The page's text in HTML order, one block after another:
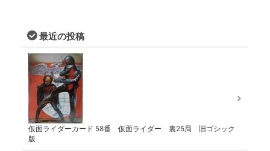
最近の投稿
仮面ライダーカード 58番 仮面ライダー 裏25局 旧ゴシック
版